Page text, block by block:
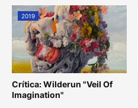
2019
Crítica: Wilderun "Veil Of
Imagination"